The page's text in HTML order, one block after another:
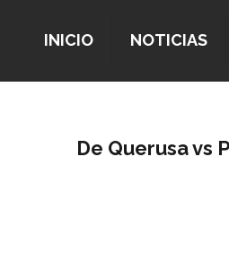
INICIO NOTICIAS
De Querusa vs